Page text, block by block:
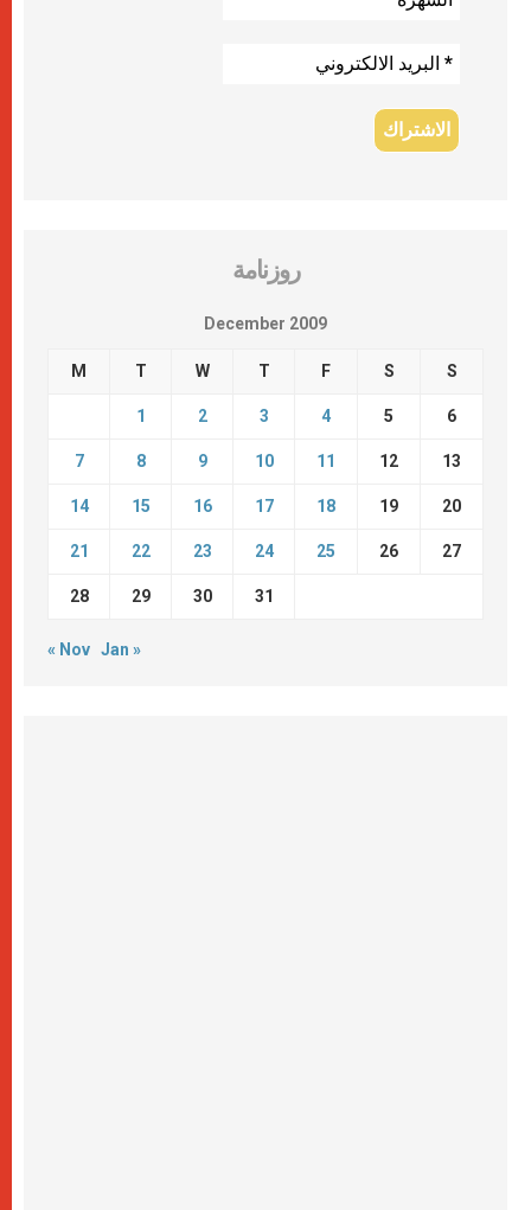
روزنامة
December 2009
M T W T F S S
1 2 3 4 5 6
7 8 9 10 11 12 13
14 15 16 17 18 19 20
21 22 23 24 25 26 27
28 29 30 31
« Nov Jan »